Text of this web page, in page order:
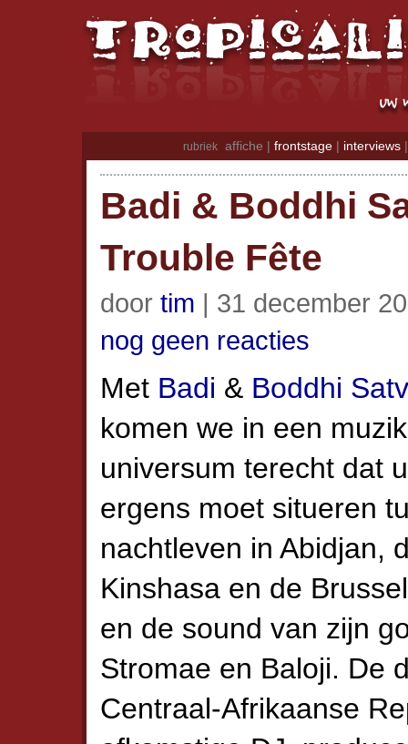
rubriek affiche | frontstage | interviews
Badi & Boddhi
Trouble Fête
door tim | 31 december
nog geen reacties
Met Badi & Boddhi
komen we in een
universum terecht dat u
ergens moet situeren
nachtleven in Abidjan,
Kinshasa en de
en de sound van zijn
Stromae en Baloji. De
Centraal-Afrikaanse